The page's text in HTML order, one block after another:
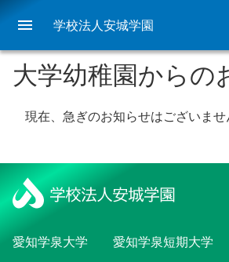
menu 学校法人安城学園
大学幼稚園からの
現在、急ぎのお知らせはございませ
愛知学泉大学 愛知学泉短期大学